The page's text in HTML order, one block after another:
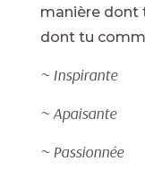
manière dont
dont tu
~ Inspirante
~ Apaisante
~ Passionnée